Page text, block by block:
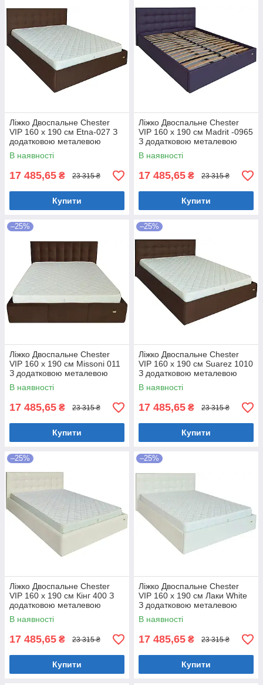
Ліжко Двоспальне Chester
VIP 160 х 190 см Etna-027 З
додатковою металевою
цільнозварною рамою
Коричневий
В наявності
17 485,65 ₴ 23 315 ₴
Купити
Ліжко Двоспальне Chester
VIP 160 х 190 см Madrit -0965
З додатковою металевою
цільнозварною рамою
Фіолетовий
В наявності
17 485,65 ₴ 23 315 ₴
Купити
–25%
Ліжко Двоспальне Chester
VIP 160 х 190 см Missoni 011
З додатковою металевою
цільнозварною рамою
Темно-коричневий
В наявності
17 485,65 ₴ 23 315 ₴
Купити
–25%
Ліжко Двоспальне Chester
VIP 160 х 190 см Suarez 1010
З додатковою металевою
цільнозварною рамою
Коричневий
В наявності
17 485,65 ₴ 23 315 ₴
Купити
–25%
Ліжко Двоспальне Chester
VIP 160 х 190 см Кінг 400 З
додатковою металевою
цільнозварною рамою C1
Білий
В наявності
17 485,65 ₴ 23 315 ₴
Купити
–25%
Ліжко Двоспальне Chester
VIP 160 х 190 см Лаки White
З додатковою металевою
цільнозварною рамою Білий
В наявності
17 485,65 ₴ 23 315 ₴
Купити